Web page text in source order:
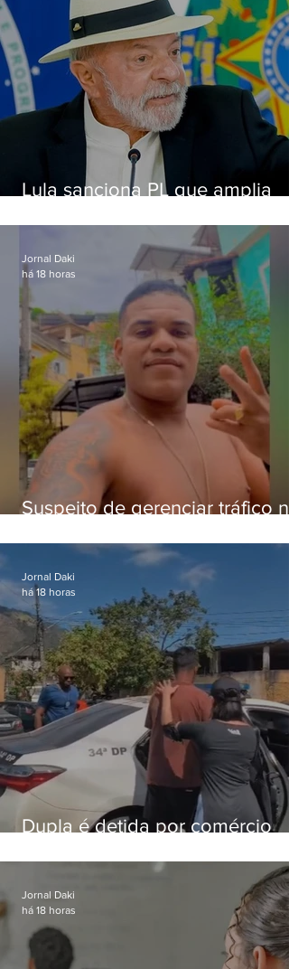
Lula sanciona PL que amplia
crianças
Suspeito de gerenciar tráfico na
foragido
Jornal Daki
há 18 horas
Dupla é detida por comércio
Bangu
Jornal Daki
há 18 horas
Jornal Daki
há 18 horas